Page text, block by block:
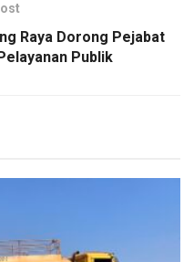
Raya Dorong Pejabat
Publik